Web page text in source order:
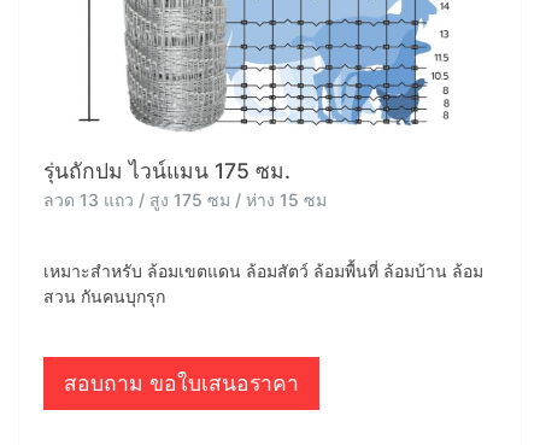
รุ่นถักปม ไวน์แมน 175 ซม.
ลวด 13 แถว / สูง 175 ซม / ห่าง 15 ซม
เหมาะสำหรับ ล้อมเขตแดน ล้อมสัตว์ ล้อมพื้นที่ ล้อมบ้าน ล้อม
สวน กันคนบุกรุก
สอบถาม ขอใบเสนอราคา